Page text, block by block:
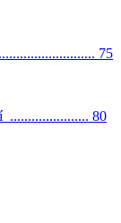
75
...................... 80